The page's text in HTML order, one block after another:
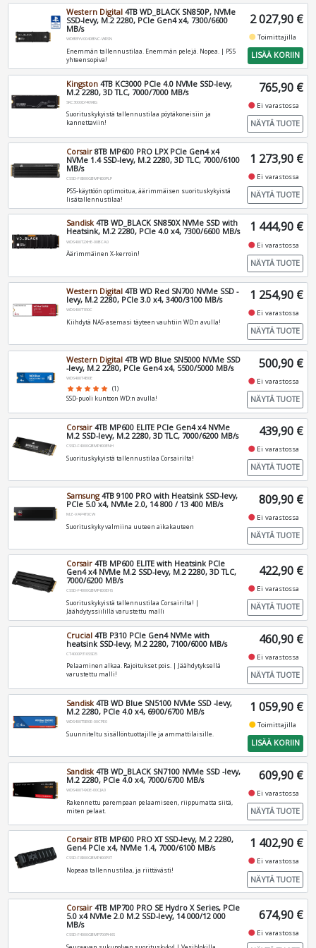
Western Digital 4TB WD_BLACK SN850P, NVMe
SSD-levy, M.2 2280, PCIe Gen4 x4, 7300/6600
MB/s
WDBBYV0040BNC-WRSN
Enemmän tallennustilaa. Enemmän pelejä. Nopea. | PS5
yhteensopiva!
2 027,90 €
fiber_manual_recordToimittajilla
LISÄÄ KORIIN
Kingston 4TB KC3000 PCIe 4.0 NVMe SSD-levy,
M.2 2280, 3D TLC, 7000/7000 MB/s
SKC3000D/4096G
Suorituskykyistä tallennustilaa pöytäkoneisiin ja
kannettaviin!
765,90 €
fiber_manual_record Ei varastossa
NÄYTÄ TUOTE
Corsair 8TB MP600 PRO LPX PCIe Gen4 x4
NVMe 1.4 SSD-levy, M.2 2280, 3D TLC, 7000/6100
MB/s
CSSD-F8000GBMP600PLP
PS5-käyttöön optimoitua, äärimmäisen suorituskykyistä
lisätallennustilaa!
1 273,90 €
fiber_manual_record Ei varastossa
NÄYTÄ TUOTE
Sandisk4TB WD_BLACK SN850X NVMe SSD with
Heatsink, M.2 2280, PCIe 4.0 x4, 7300/6600 MB/s
WDS400T2XHE-00BCA0
Äärimmäinen X-kerroin!
1 444,90 €
fiber_manual_record Ei varastossa
NÄYTÄ TUOTE
Western Digital 4TB WD Red SN700 NVMe SSD -
levy, M.2 2280, PCIe 3.0 x4, 3400/3100 MB/s
WDS400T1R0C
Kiihdytä NAS-asemasi täyteen vauhtiin WD:n avulla!
1 254,90 €
fiber_manual_record Ei varastossa
NÄYTÄ TUOTE
Western Digital 4TB WD Blue SN5000 NVMe SSD
-levy, M.2 2280, PCIe Gen4 x4, 5500/5000 MB/s
WDS400T4B0E
star star star star star (1)
SSD-puoli kuntoon WD:n avulla!
500,90 €
fiber_manual_record Ei varastossa
NÄYTÄ TUOTE
Corsair 4TB MP600 ELITE PCIe Gen4 x4 NVMe
M.2 SSD-levy, M.2 2280, 3D TLC, 7000/6200 MB/s
CSSD-F4000GBMP600ENH
Suorituskykyistä tallennustilaa Corsairilta!
439,90 €
fiber_manual_record Ei varastossa
NÄYTÄ TUOTE
Samsung4TB 9100 PRO with Heatsink SSD-levy,
PCIe 5.0 x4, NVMe 2.0, 14 800 / 13 400 MB/s
MZ-VAP4T0CW
Suorituskyky valmiina uuteen aikakauteen
809,90 €
fiber_manual_record Ei varastossa
NÄYTÄ TUOTE
Corsair 4TB MP600 ELITE with Heatsink PCIe
Gen4 x4 NVMe M.2 SSD-levy, M.2 2280, 3D TLC,
7000/6200 MB/s
CSSD-F4000GBMP600EHS
Suorituskykyistä tallennustilaa Corsairilta! |
Jäähdytyssiilillä varustettu malli
422,90 €
fiber_manual_record Ei varastossa
NÄYTÄ TUOTE
Crucial 4TB P310 PCIe Gen4 NVMe with
heatsink SSD-levy, M.2 2280, 7100/6000 MB/s
CT4000P310SSD5
Pelaaminen alkaa. Rajoitukset pois. | Jäähdytyksellä
varustettu malli!
460,90 €
fiber_manual_record Ei varastossa
NÄYTÄ TUOTE
Sandisk4TB WD Blue SN5100 NVMe SSD -levy,
M.2 2280, PCIe 4.0 x4, 6900/6700 MB/s
WDS400T5B0E-00CPE0
Suunniteltu sisällöntuottajille ja ammattilaisille.
1 059,90 €
fiber_manual_recordToimittajilla
LISÄÄ KORIIN
Sandisk 4TB WD_BLACK SN7100 NVMe SSD -levy,
M.2 2280, PCIe 4.0 x4, 7000/6700 MB/s
WDS400T4X0E-00CJA0
Rakennettu parempaan pelaamiseen, riippumatta siitä,
miten pelaat.
609,90 €
fiber_manual_record Ei varastossa
NÄYTÄ TUOTE
Corsair 8TB MP600 PRO XT SSD-levy, M.2 2280,
Gen4 PCIe x4, NVMe 1.4, 7000/6100 MB/s
CSSD-F8000GBMP600PXT
Nopeaa tallennustilaa, ja riittävästi!
1 402,90 €
fiber_manual_record Ei varastossa
NÄYTÄ TUOTE
Corsair 4TB MP700 PRO SE Hydro X Series, PCIe
5.0 x4 NVMe 2.0 M.2 SSD-levy, 14 000/12 000
MB/s
CSSD-F4000GBMP700PHXS
674,90 €
fiber_manual_record Ei varastossa